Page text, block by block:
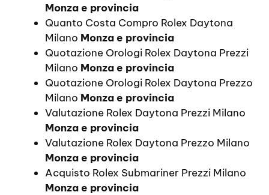
Monza e provincia
Quanto Costa Compro Rolex Daytona
Milano Monza e provincia
Quotazione Orologi Rolex Daytona Prezzi
Milano Monza e provincia
Quotazione Orologi Rolex Daytona Prezzo
Milano Monza e provincia
Valutazione Rolex Daytona Prezzi Milano
Monza e provincia
Valutazione Rolex Daytona Prezzo Milano
Monza e provincia
Acquisto Rolex Submariner Prezzi Milano
Monza e provincia